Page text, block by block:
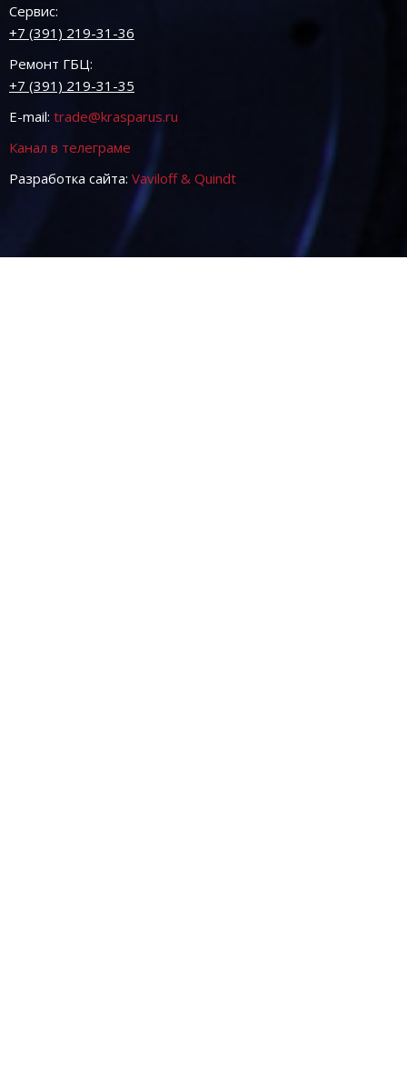
Сервис:
+7 (391) 219-31-36
Ремонт ГБЦ:
+7 (391) 219-31-35
E-mail: trade@krasparus.ru
Канал в телеграме
Разработка сайта: Vaviloff & Quindt